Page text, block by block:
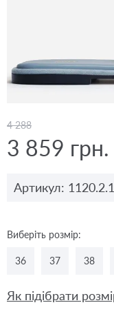
4 288
3 859 грн.
Артикул:
Виберіть розмір:
36 37 38
Як підібрати